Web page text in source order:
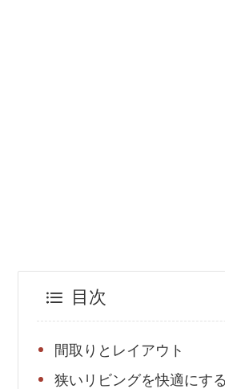
目次
間取りとレイアウト
狭いリビングを快適にす